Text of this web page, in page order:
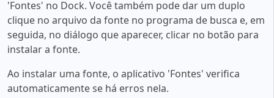
'Fontes' no Dock. Você também pode dar um duplo
clique no arquivo da fonte no programa de busca e, em
seguida, no diálogo que aparecer, clicar no botão para
instalar a fonte.
Ao instalar uma fonte, o aplicativo 'Fontes' verifica
automaticamente se há erros nela.